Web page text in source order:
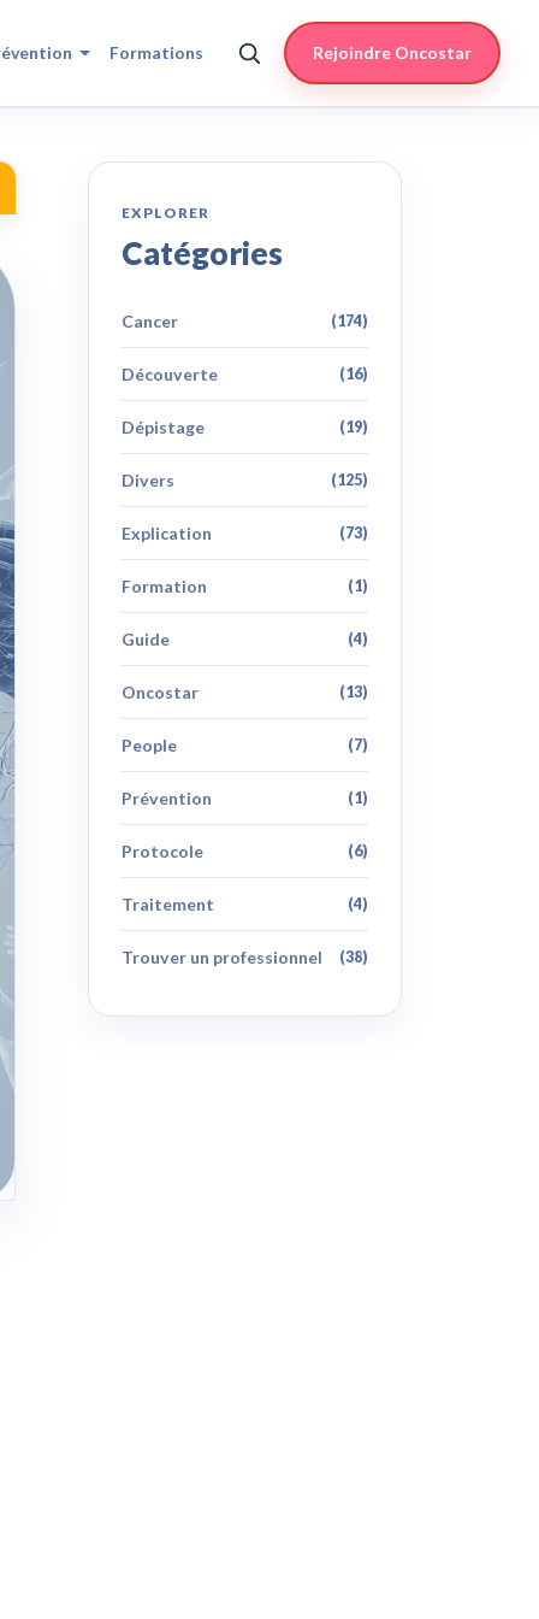
Formations Rejoindre Oncostar
EXPLORER
Catégories
Cancer (174)
Découverte (16)
Dépistage (19)
Divers (125)
Explication (73)
Formation (1)
Guide (4)
Oncostar (13)
People (7)
Prévention (1)
Protocole (6)
Traitement (4)
Trouver un professionnel (38)